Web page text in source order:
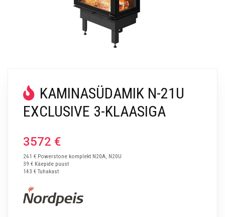
KAMINASÜDAMIK N-21U
EXCLUSIVE 3-KLAASIGA
3572 €
261 € Powerstone komplekt N20A, N20U
39 € Käepide puust
143 € Tuhakast